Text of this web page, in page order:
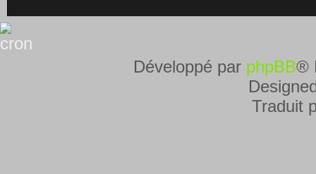
Développé par phpBB®
Traduit